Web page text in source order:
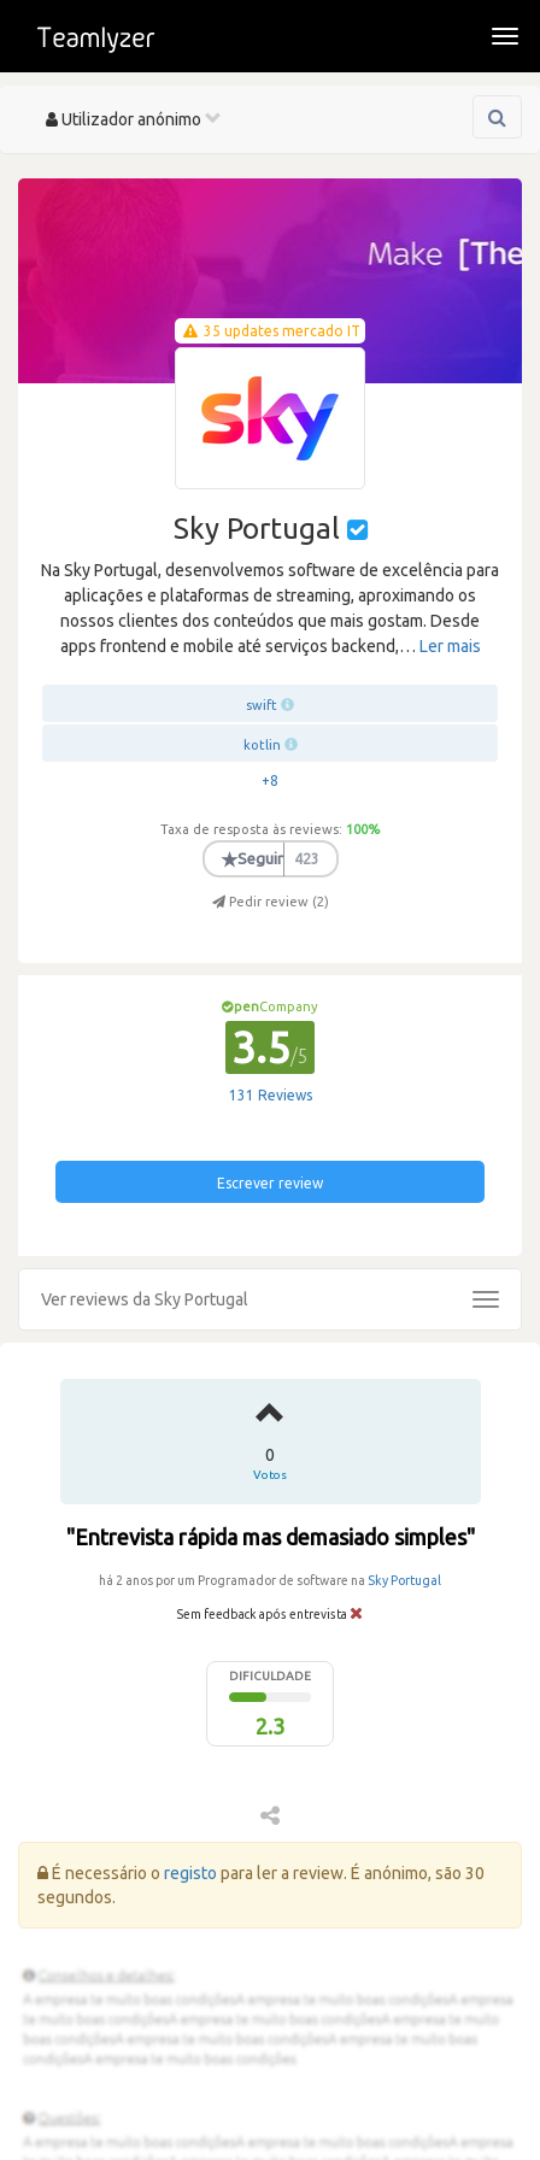
Toggle
Utilizador anónimo
35 updates mercado IT
Sky Portugal
Na Sky Portugal, desenvolvemos software de excelência para
aplicações e plataformas de streaming, aproximando os
nossos clientes dos conteúdos que mais gostam. Desde
apps frontend e mobile até serviços backend,… Ler mais
swift
kotlin
+8
Taxa de resposta às reviews: 100%
★Seguir 423
Pedir review (2)
penCompany
3.5/5
131 Reviews
Escrever review
Ver reviews da Sky Portugal
Toggle
0
Votos
"Entrevista rápida mas demasiado simples"
há 2 anos por um Programador de software na Sky Portugal
Sem feedback após entrevista
DIFICULDADE
2.3
Erro:
É necessário o registo para ler a review. É anónimo, são 30
segundos.